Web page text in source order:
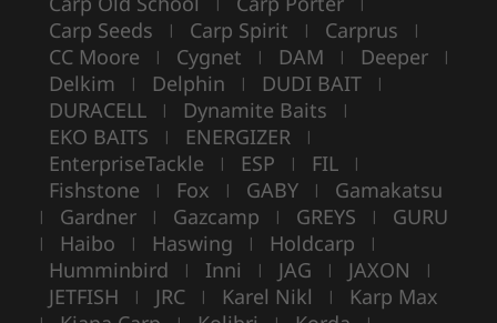
Carp Seeds | Carp Spirit | Carprus |
CC Moore | Cygnet | DAM | Deeper |
Delkim | Delphin | DUDI BAIT |
DURACELL | Dynamite Baits |
EKO BAITS | ENERGIZER |
EnterpriseTackle | ESP | FIL |
Fishstone | Fox | GABY | Gamakatsu
| Gardner | Gazcamp | GREYS | GURU
| Haibo | Haswing | Holdcarp |
Humminbird | Inni | JAG | JAXON |
JETFISH | JRC | Karel Nikl | Karp Max